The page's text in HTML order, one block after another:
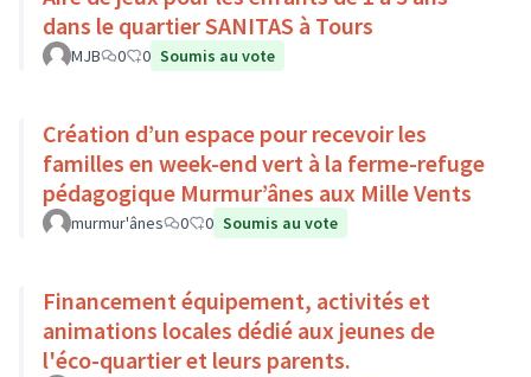
dans le quartier SANITAS à Tours
MJB 0 0 Soumis au vote
Création d’un espace pour recevoir les
familles en week-end vert à la ferme-refuge
pédagogique Murmur’ânes aux Mille Vents
murmur'ânes 0 0 Soumis au vote
Financement équipement, activités et
animations locales dédié aux jeunes de
l'éco-quartier et leurs parents.